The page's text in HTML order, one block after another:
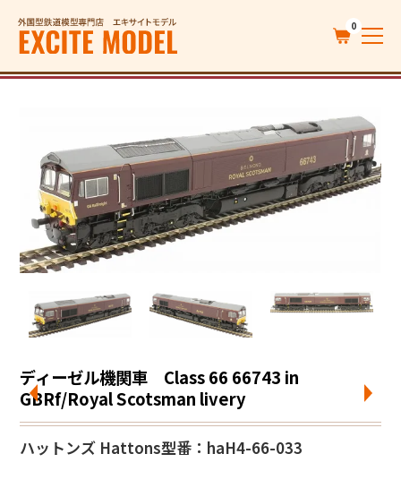
0
ディーゼル機関車 Class 66 66743 in
GBRf/Royal Scotsman livery
ハットンズ Hattons型番：haH4-66-033